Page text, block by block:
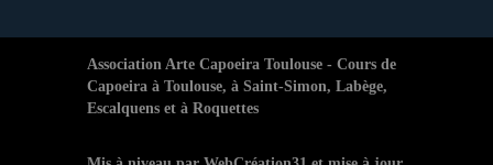
Association Arte Capoeira Toulouse - Cours de
Capoeira à Toulouse, à Saint-Simon, Labège,
Escalquens et à Roquettes